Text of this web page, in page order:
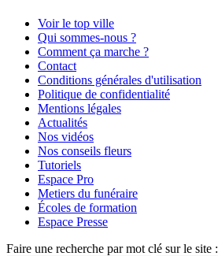
Voir le top ville
Qui sommes-nous ?
Comment ça marche ?
Contact
Conditions générales d'utilisation
Politique de confidentialité
Mentions légales
Actualités
Nos vidéos
Nos conseils fleurs
Tutoriels
Espace Pro
Metiers du funéraire
Écoles de formation
Espace Presse
Faire une recherche par mot clé sur le site :